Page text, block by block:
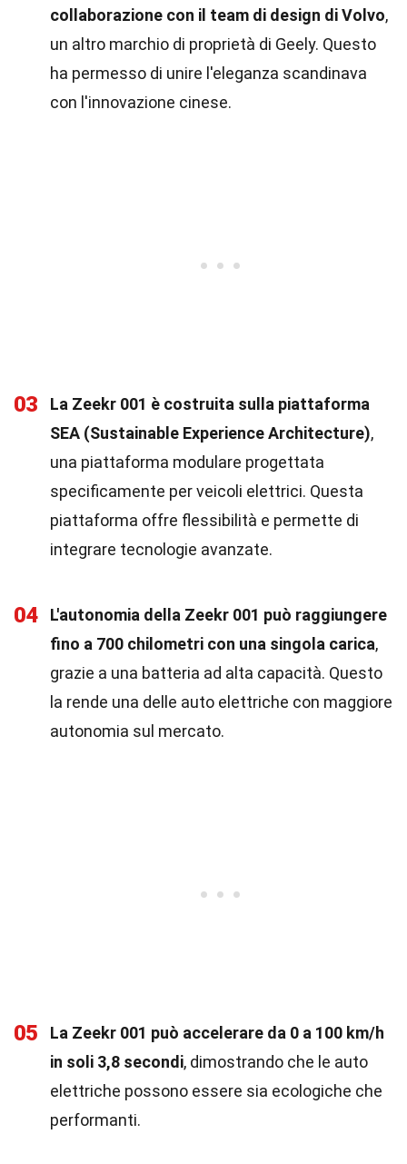
collaborazione con il team di design di Volvo,
un altro marchio di proprietà di Geely. Questo
ha permesso di unire l'eleganza scandinava
con l'innovazione cinese.
03
La Zeekr 001 è costruita sulla piattaforma
SEA (Sustainable Experience Architecture),
una piattaforma modulare progettata
specificamente per veicoli elettrici. Questa
piattaforma offre flessibilità e permette di
integrare tecnologie avanzate.
04
L'autonomia della Zeekr 001 può raggiungere
fino a 700 chilometri con una singola carica,
grazie a una batteria ad alta capacità. Questo
la rende una delle auto elettriche con maggiore
autonomia sul mercato.
05
La Zeekr 001 può accelerare da 0 a 100 km/h
in soli 3,8 secondi, dimostrando che le auto
elettriche possono essere sia ecologiche che
performanti.